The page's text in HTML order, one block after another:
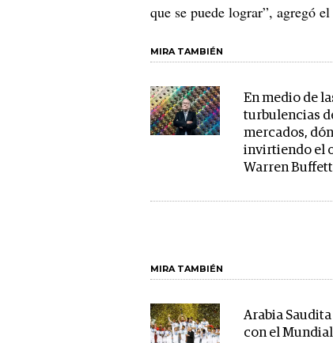
que se puede lograr”, agregó
MIRA TAMBIÉN
En medio de
turbulencias
mercados,
invirtiendo el
Warren Buffett
MIRA TAMBIÉN
Arabia
con el